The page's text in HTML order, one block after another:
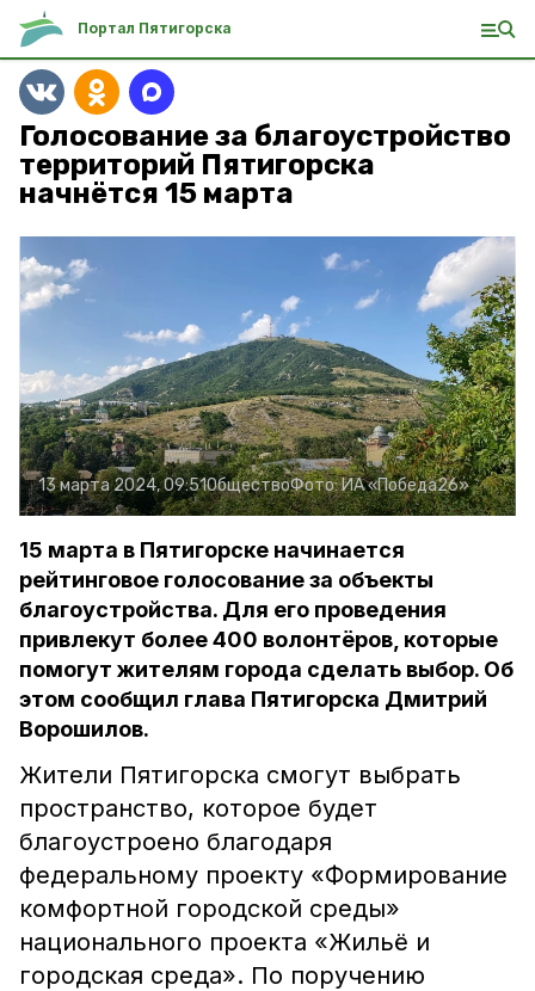
Портал Пятигорска
Голосование за благоустройство
территорий Пятигорска
начнётся 15 марта
13 марта 2024, 09:51ОбществоФото:ИА «Победа26»
15 марта в Пятигорске начинается
рейтинговое голосование за объекты
благоустройства. Для его проведения
привлекут более 400 волонтёров, которые
помогут жителям города сделать выбор. Об
этом сообщил глава Пятигорска Дмитрий
Ворошилов.
Жители Пятигорска смогут выбрать
пространство, которое будет
благоустроено благодаря
федеральному проекту «Формирование
комфортной городской среды»
национального проекта «Жильё и
городская среда». По поручению